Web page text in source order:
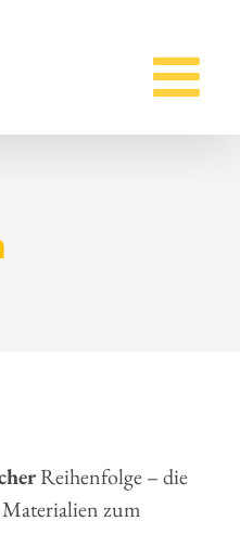
Reihenfolge – die
zum